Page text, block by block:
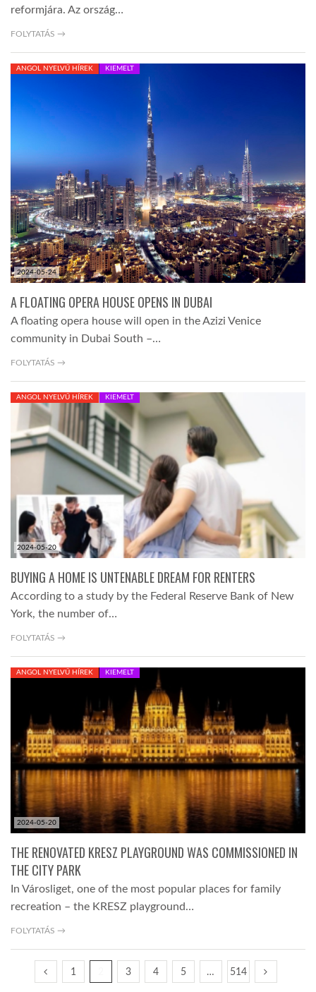
reformjára. Az ország…
FOLYTATÁS →
2024-05-24
ANGOL NYELVŰ HÍREK KIEMELT
A FLOATING OPERA HOUSE OPENS IN DUBAI
A floating opera house will open in the Azizi Venice
community in Dubai South –…
FOLYTATÁS →
2024-05-20
ANGOL NYELVŰ HÍREK KIEMELT
BUYING A HOME IS UNTENABLE DREAM FOR RENTERS
According to a study by the Federal Reserve Bank of New
York, the number of…
FOLYTATÁS →
2024-05-20
ANGOL NYELVŰ HÍREK KIEMELT
THE RENOVATED KRESZ PLAYGROUND WAS COMMISSIONED IN
THE CITY PARK
In Városliget, one of the most popular places for family
recreation – the KRESZ playground…
FOLYTATÁS →
1 3 4 5 … 514